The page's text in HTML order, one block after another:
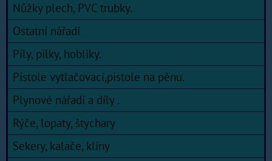
Nůžky plech, PVC trubky.
Ostatní nářadí
Pily, pilky, hoblíky.
Pistole vytlačovací,pistole na pěnu.
Plynové nářadí a díly .
Rýče, lopaty, štychary
Sekery, kalače, klíny